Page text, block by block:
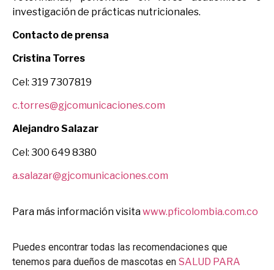
investigación de prácticas nutricionales.
Contacto de prensa
Cristina Torres
Cel: 319 7307819
c.torres@gjcomunicaciones.com
Alejandro Salazar
Cel: 300 649 8380
a.salazar@gjcomunicaciones.com
Para más información visitawww.pficolombia.com.co
Puedes encontrar todas las recomendaciones que
tenemos para dueños de mascotas en SALUD PARA